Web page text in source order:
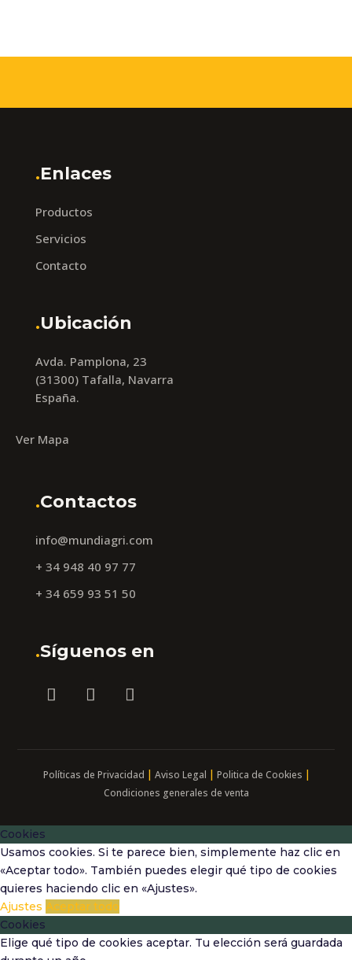
.Enlaces
Productos
Servicios
Contacto
.Ubicación
Avda. Pamplona, 23
(31300) Tafalla, Navarra
España.
Ver Mapa
.Contactos
info@mundiagri.com
+ 34 948 40 97 77
+ 34 659 93 51 50
.Síguenos en
Políticas de Privacidad | Aviso Legal | Politica de Cookies |
Condiciones generales de venta
Cookies
Usamos cookies. Si te parece bien, simplemente haz clic en
«Aceptar todo». También puedes elegir qué tipo de cookies
quieres haciendo clic en «Ajustes».
Ajustes Aceptar todo
Cookies
Elige qué tipo de cookies aceptar. Tu elección será guardada